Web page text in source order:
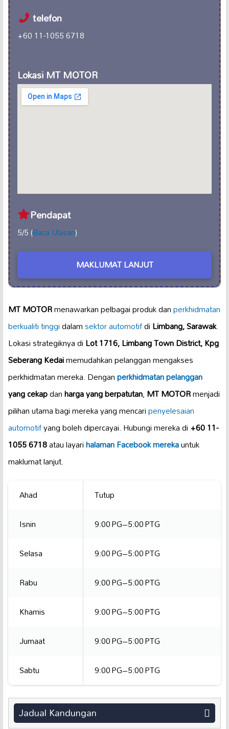
telefon
+60 11-1055 6718
Lokasi MT MOTOR
Pendapat
5/5 (Baca Ulasan)
MAKLUMAT LANJUT
MT MOTORmenawarkan pelbagai produk danperkhidmatan
berkualiti tinggidalamsektor automotifdiLimbang, Sarawak.
Lokasi strategiknya diLot 1716, Limbang Town District, Kpg
Seberang Kedaimemudahkan pelanggan mengakses
perkhidmatan mereka. Denganperkhidmatan pelanggan
yang cekapdanharga yang berpatutan,MT MOTORmenjadi
pilihan utama bagi mereka yang mencaripenyelesaian
automotifyang boleh dipercayai. Hubungi mereka di+60 11-
1055 6718atau layarihalaman Facebook merekauntuk
maklumat lanjut.
Ahad
Tutup
Isnin
9:00 PG–5:00 PTG
Selasa
9:00 PG–5:00 PTG
Rabu
9:00 PG–5:00 PTG
Khamis
9:00 PG–5:00 PTG
Jumaat
9:00 PG–5:00 PTG
Sabtu
9:00 PG–5:00 PTG
Jadual Kandungan